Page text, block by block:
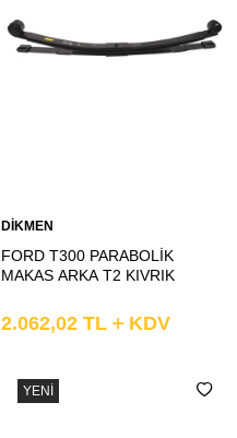
DİKMEN
FORD T300 PARABOLİK
MAKAS ARKA T2 KIVRIK
2.062,02 TL KDV
YENI